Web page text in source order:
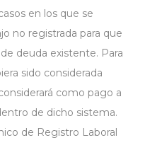
en los que se
no registrada para que
deuda existente. Para
sido considerada
como pago a
de dicho sistema.
de Registro Laboral